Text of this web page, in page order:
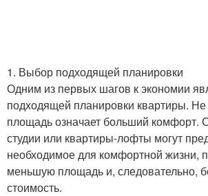
1. Выбор подходящей планировки
Одним из первых шагов к экономии
подходящей планировки квартиры.
площадь означает больший комфорт.
студии или квартиры-лофты могут
необходимое для комфортной жизни,
меньшую площадь и, следовательно,
стоимость.